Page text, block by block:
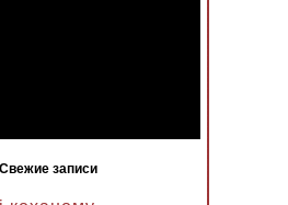
Свежие записи